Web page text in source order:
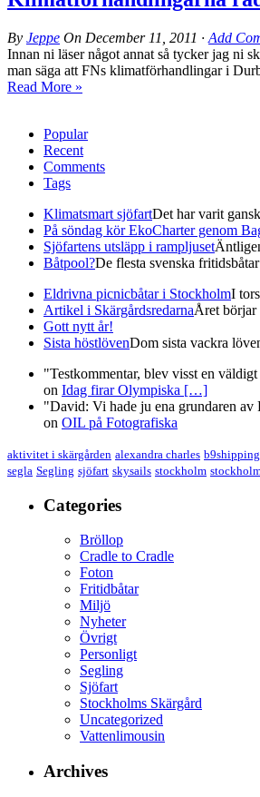
By Jeppe On December 11, 2011 · Add
Innan ni läser något annat så tycker jag ni
man säga att FNs klimatförhandlingar i
Read More »
Popular
Recent
Comments
Tags
Klimatsmart sjöfartDet har varit
På söndag kör EkoCharter genom
Sjöfartens utsläpp i rampljuset
Båtpool?De flesta svenska
Eldrivna picnicbåtar i StockholmI
Artikel i SkärgårdsredarnaÅret börjar
Gott nytt år!
Sista höstlövenDom sista vackra
"Testkommentar, blev visst en
on Idag firar Olympiska […]
"David: Vi hade ju ena grundaren av
on OIL på Fotografiska
aktivitet i skärgården alexandra charles b9shipping
segla Segling sjöfart skysails stockholm
Categories
Bröllop
Cradle to Cradle
Foton
Fritidbåtar
Miljö
Nyheter
Övrigt
Personligt
Segling
Sjöfart
Stockholms Skärgård
Uncategorized
Vattenlimousin
Archives